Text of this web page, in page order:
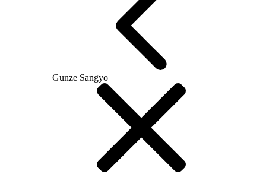
Gunze Sangyo